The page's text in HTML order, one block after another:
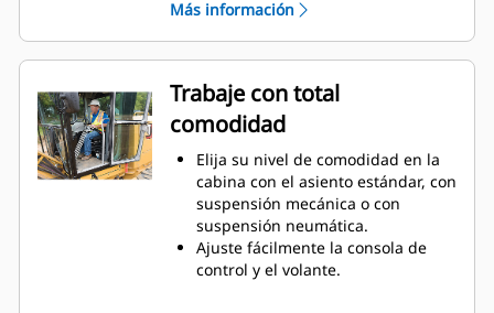
Aumente la productividad con el
control electrónico del acelerador
que ajusta el par y la potencia del
motor a las necesidades de la
aplicación.
Gracias a la servotransmisión con
convertidor de par y al diseño
equilibrado de la máquina, podrá
obtener la máxima potencia de la
barra de tiro al terreno con el
Motor Cat C7.1.
La opción de tracción en todas las
ruedas (AWD) interviene en los
Más información
Trabaje con total
comodidad
Elija su nivel de comodidad en la
cabina con el asiento estándar, con
suspensión mecánica o con
suspensión neumática.
Ajuste fácilmente la consola de
control y el volante.